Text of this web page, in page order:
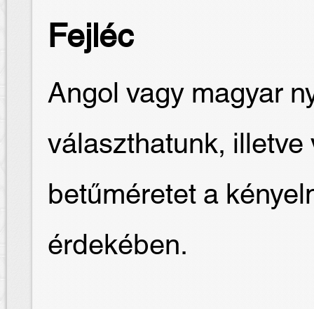
Fejléc
Angol vagy magyar
választhatunk,
betűméretet a
érdekében.